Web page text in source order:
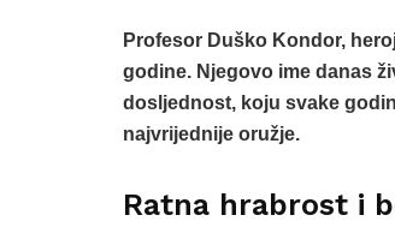
Profesor Duško Kondor,
godine. Njegovo ime danas
dosljednost, koju svake
najvrijednije oružje.
Ratna hrabrost i